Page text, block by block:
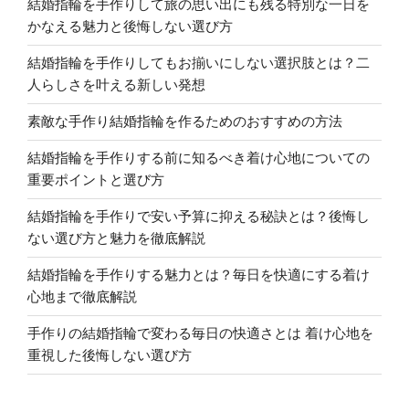
結婚指輪を手作りして旅の思い出にも残る特別な一日を
かなえる魅力と後悔しない選び方
結婚指輪を手作りしてもお揃いにしない選択肢とは？二
人らしさを叶える新しい発想
素敵な手作り結婚指輪を作るためのおすすめの方法
結婚指輪を手作りする前に知るべき着け心地についての
重要ポイントと選び方
結婚指輪を手作りで安い予算に抑える秘訣とは？後悔し
ない選び方と魅力を徹底解説
結婚指輪を手作りする魅力とは？毎日を快適にする着け
心地まで徹底解説
手作りの結婚指輪で変わる毎日の快適さとは 着け心地を
重視した後悔しない選び方